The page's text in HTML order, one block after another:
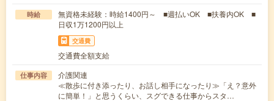
時給
無資格未経験：時給1400円～ ■週払いOK ■扶養内OK ■
日収1万1200円以上
交通費
交通費全額支給
仕事内容
介護関連
≪散歩に付き添ったり、お話し相手になったり≫「え？意外
に簡単！」と思うくらい、スグできる仕事からスタ…